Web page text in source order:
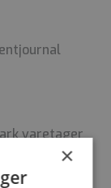
varetager
og
×